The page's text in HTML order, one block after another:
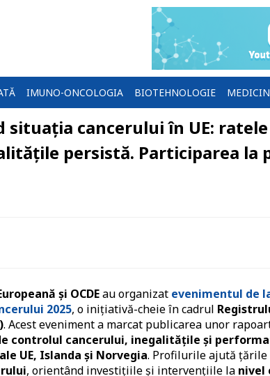
IMUNO-ONCOLOGIA BIOTEHNOLOGIE
situația cancerului în UE:
persistă. Participarea la
și OCDEau organizat evenimentul de
2025, o inițiativă-cheie în cadrul
. Acest eveniment a marcat publicarea unor
controlul cancerului, inegalitățile și
UE, Islanda și Norvegia. Profilurile ajută țările
, orientând investițiile și intervențiile la nivel